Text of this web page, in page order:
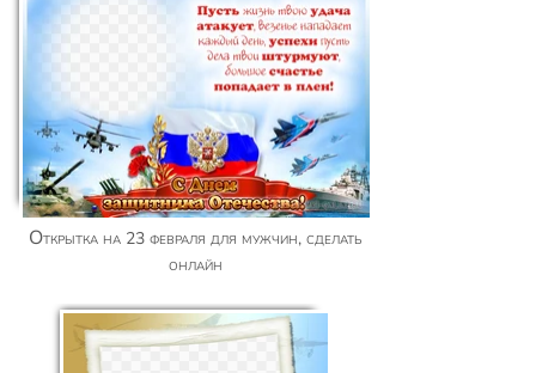
Открытка на 23 февраля для мужчин, сделать
онлайн